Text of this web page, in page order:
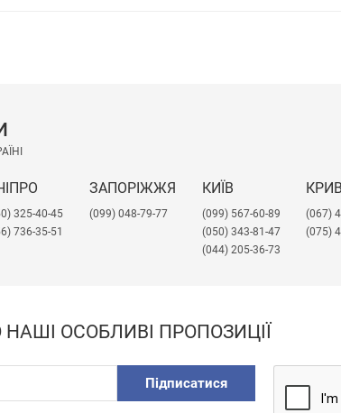
325-40-45
736-35-51
ЗАПОРІЖЖЯ
(099) 048-79-77
КИЇВ
(099) 567-60-89
(050) 343-81-47
(044) 205-36-73
(067)
(075)
ОСОБЛИВІ ПРОПОЗИЦІЇ
Підписатися